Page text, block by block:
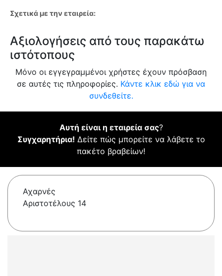
Σχετικά με την εταιρεία:
Αξιολογήσεις από τους παρακάτω
ιστότοπους
Μόνο οι εγγεγραμμένοι χρήστες έχουν πρόσβαση
σε αυτές τις πληροφορίες. Κάντε κλικ εδώ για να
συνδεθείτε.
Αυτή είναι η εταιρεία σας?
Συγχαρητήρια! Δείτε πώς μπορείτε να λάβετε το
πακέτο βραβείων!
Αχαρνές
Αριστοτέλους 14